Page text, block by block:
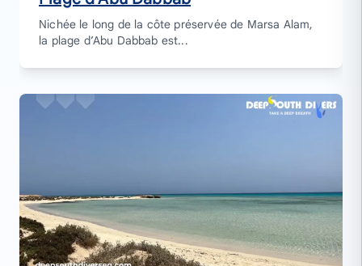
Nichée le long de la côte préservée de Marsa Alam,
la plage d’Abu Dabbab est...